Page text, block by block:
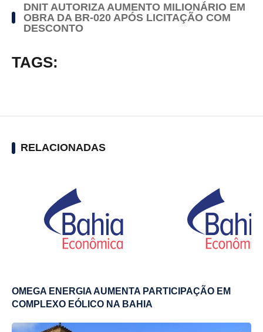
DNIT AUTORIZA AUMENTO MILIONÁRIO EM
OBRA DA BR-020 APÓS LICITAÇÃO COM
DESCONTO
TAGS:
RELACIONADAS
OMEGA ENERGIA AUMENTA PARTICIPAÇÃO EM
COMPLEXO EÓLICO NA BAHIA